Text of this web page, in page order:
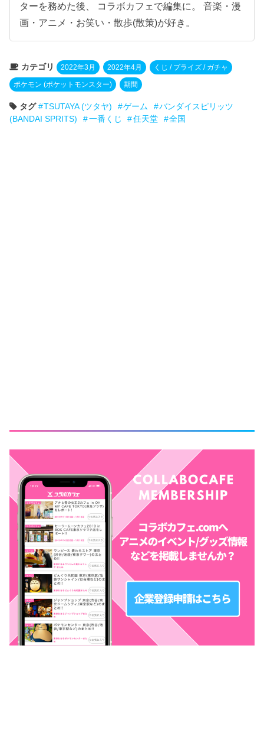
ターを務めた後、 コラボカフェで編集に。 音楽・漫
画・アニメ・お笑い・散歩(散策)が好き。
カテゴリ 2022年3月 2022年4月 くじ / プライズ / ガチャ
ポケモン (ポケットモンスター) 期間
タグ TSUTAYA (ツタヤ) ゲーム
バンダイスピリッツ
(BANDAI SPRITS)
一番くじ 任天堂 全国